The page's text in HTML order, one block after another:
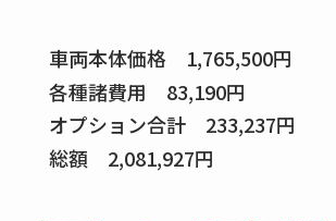
車両本体価格 1,765,500円
各種諸費用 83,190円
オプション合計 233,237円
総額 2,081,927円